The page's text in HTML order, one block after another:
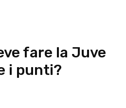
fare la Juve
i punti?